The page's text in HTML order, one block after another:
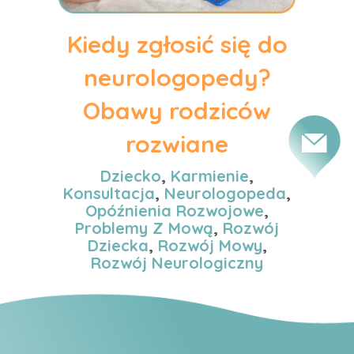
Kiedy zgłosić się do
neurologopedy?
Obawy rodziców
rozwiane
Dziecko, Karmienie,
Konsultacja, Neurologopeda,
Opóźnienia Rozwojowe,
Problemy Z Mową, Rozwój
Dziecka, Rozwój Mowy,
Rozwój Neurologiczny